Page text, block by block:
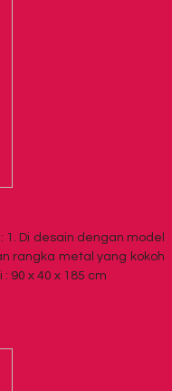
1. Di desain dengan model
rangka metal yang kokoh
90 x 40 x 185 cm